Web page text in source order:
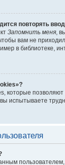
повторять
Запомнить меня,
вам не
в библиотеке,
которые
испытываете